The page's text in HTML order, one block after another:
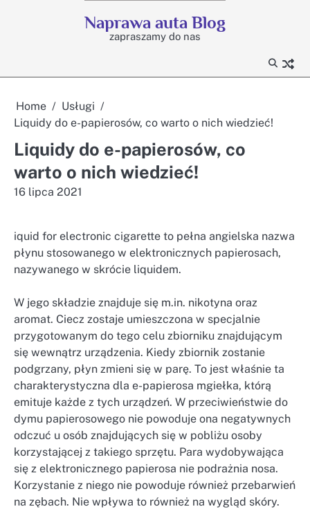
Naprawa auta Blog
zapraszamy do nas
Home
Usługi
Liquidy do e-papierosów, co warto o nich wiedzieć!
Liquidy do e-papierosów, co
warto o nich wiedzieć!
16 lipca 2021
iquid for electronic cigarette to pełna angielska nazwa
płynu stosowanego w elektronicznych papierosach,
nazywanego w skrócie liquidem.
W jego składzie znajduje się m.in. nikotyna oraz
aromat. Ciecz zostaje umieszczona w specjalnie
przygotowanym do tego celu zbiorniku znajdującym
się wewnątrz urządzenia. Kiedy zbiornik zostanie
podgrzany, płyn zmieni się w parę. To jest właśnie ta
charakterystyczna dla e-papierosa mgiełka, którą
emituje każde z tych urządzeń. W przeciwieństwie do
dymu papierosowego nie powoduje ona negatywnych
odczuć u osób znajdujących się w pobliżu osoby
korzystającej z takiego sprzętu. Para wydobywająca
się z elektronicznego papierosa nie podrażnia nosa.
Korzystanie z niego nie powoduje również przebarwień
na zębach. Nie wpływa to również na wygląd skóry.